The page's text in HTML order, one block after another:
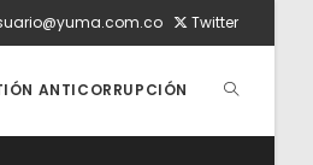
Twitter
ANTICORRUPCIÓN ALTERNAR